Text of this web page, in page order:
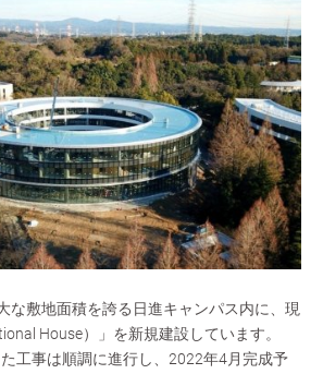
な敷地面積を誇る日進キャンパス内に、現
House）」を新規建設しています。
工事は順調に進行し、2022年4月完成予